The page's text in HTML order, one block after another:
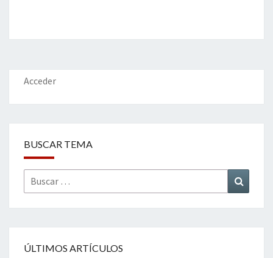
o
o
k
er dI
n
l
p
ar
Acceder
BUSCAR TEMA
Buscar
por:
ÚLTIMOS ARTÍCULOS